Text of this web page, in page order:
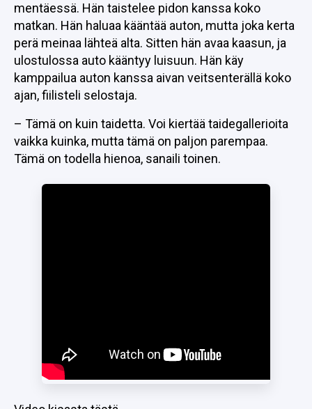
mentäessä. Hän taistelee pidon kanssa koko
matkan. Hän haluaa kääntää auton, mutta joka kerta
perä meinaa lähteä alta. Sitten hän avaa kaasun, ja
ulostulossa auto kääntyy luisuun. Hän käy
kamppailua auton kanssa aivan veitsenterällä koko
ajan, fiilisteli selostaja.
– Tämä on kuin taidetta. Voi kiertää taidegallerioita
vaikka kuinka, mutta tämä on paljon parempaa.
Tämä on todella hienoa, sanaili toinen.